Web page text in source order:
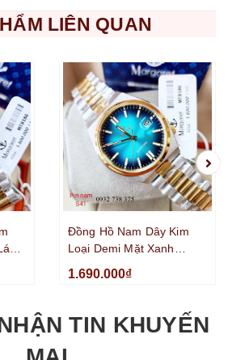
LIÊN QUAN
Đồng Hồ Nam Dây Kim
Loại Demi Mặt Xanh
MT8186 Kính Sapphire
1.690.000₫
TIN KHUYẾN